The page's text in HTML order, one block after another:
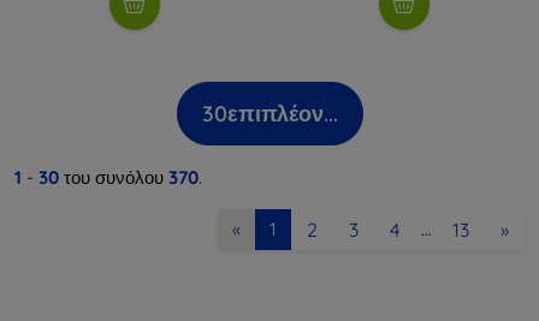
30επιπλέον...
1 - 30 του συνόλου 370.
« 1 2 3 4 … 13 »